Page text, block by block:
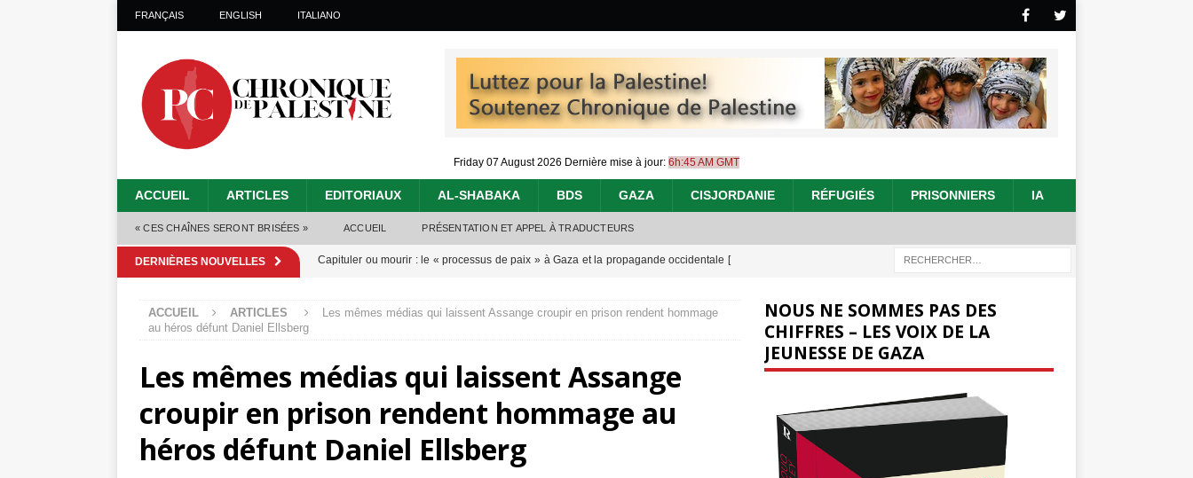
FRANÇAIS ENGLISH ITALIANO
Friday 07 August 2026 Dernière mise à jour: 6h:45 AM GMT
ACCUEIL ARTICLES EDITORIAUX AL-SHABAKA BDS GAZA CISJORDANIE RÉFUGIÉS PRISONNIERS IA
« CES CHAÎNES SERONT BRISÉES » ACCUEIL PRÉSENTATION ET APPEL À TRADUCTEURS
DERNIÈRES NOUVELLES Capituler ou mourir : le « processus de paix » à Gaza et la propagande occidentale [
Mille jours de génocide : l’histoire de Gaza au-delà des chiffres [ 5 août 2026 ]
Alors que Trump annonce un « accord de paix » à Gaza, les Israéliens multiplie les
tueries [ 4 août 2026 ]
Gaza : les Israéliens bombardent des entrepôts de médicaments, aggravant ainsi la
[ 7 août 2026 ]
ACCUEIL ARTICLES
Les mêmes médias qui laissent Assange croupir en prison rendent hommage
au héros défunt Daniel Ellsberg
Les mêmes médias qui laissent Assange
croupir en prison rendent hommage au
héros défunt Daniel Ellsberg
NOUS NE SOMMES PAS DES
CHIFFRES – LES VOIX DE LA
JEUNESSE DE GAZA